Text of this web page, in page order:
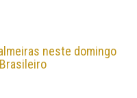
neste domingo